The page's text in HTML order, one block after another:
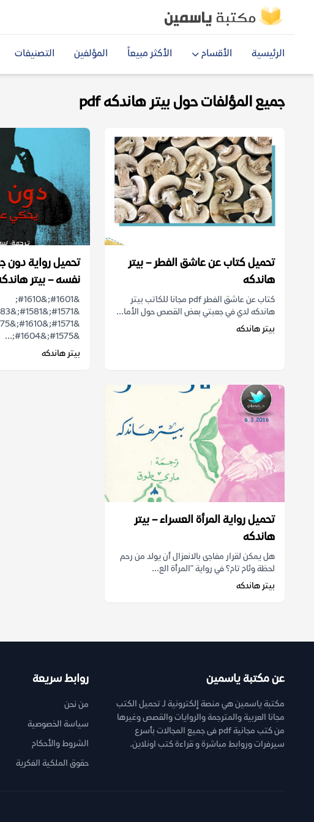
الرئيسية الأقسام الأكثر مبيعاً المؤلفين التصنيفات
جميع المؤلفات حول بيتر هاندكه pdf
تحميل كتاب عن عاشق الفطر – بيتر
هاندكه
كتاب عن عاشق الفطر pdf مجانا للكاتب بيتر
هاندكه لدي في جعبتي بعض القصص حول الأما...
بيتر هاندكه
تحميل رواية دون
نفسه – بيتر
&#1601;&#1610;
&#1575;&#1604;...
بيتر هاندكه
تحميل رواية المرأة العسراء – بيتر
هاندكه
هل يمكن لقرار مفاجئ بالانعزال أن يولد من رحم
لحظة وئام تام؟ في رواية "المرأة الع...
بيتر هاندكه
عن مكتبة ياسمين
مكتبة ياسمين هي منصة إلكترونية لـ تحميل الكتب
مجانا العربية والمترجمة والروايات والقصص وغيرها
من كتب مجانية pdf فى جميع المجالات بأسرع
سيرفرات وروابط مباشرة و قراءة كتب اونلاين.
روابط سريعة
من نحن
سياسة الخصوصية
الشروط والأحكام
حقوق الملكية الفكرية